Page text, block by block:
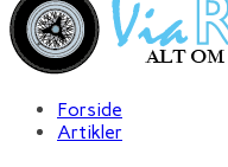
Forside
Artikler